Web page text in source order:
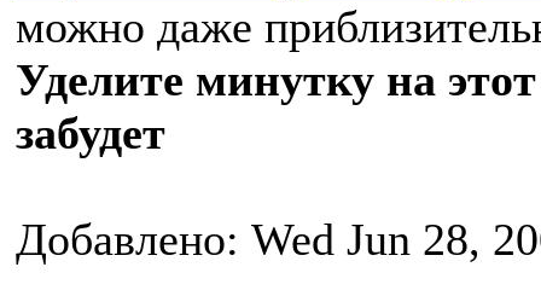
можно даже
Уделите минутку на
забудет
Добавлено: Wed Jun 28,